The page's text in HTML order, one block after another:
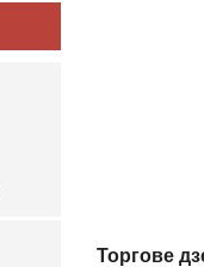
Торгове